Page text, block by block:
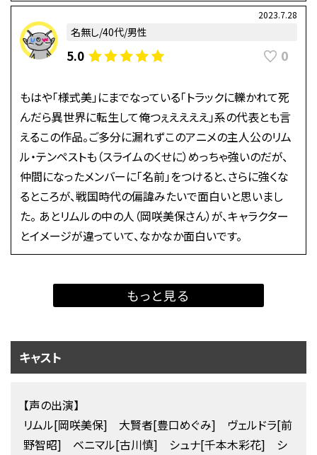
2023.7.28
名無し/40代/男性
5.0 0
もはや「様式美」にまでなっている「トラックに轢かれて死
んだら異世界に転生して俺つぇええええ」系の代表とも言
えるこの作品。ご多分に漏れずこのアニメの主人公のリム
ル・テンペストも（スライムのくせに）めっちゃ強いのだが、
仲間になったメンバーに「名前」をつけると、さらに強くな
るところが、戦国時代の偏諱みたいで面白いと思いまし
た。 あとリムルの中の人（岡咲美保さん）が、キャラクター
とイメージが違っていて、なかなか面白いです。
もっと見る
キャスト
【声の出演】
リムル[岡咲美保] 大賢者[豊口めぐみ] ヴェルドラ[前
野智昭] ベニマル[古川慎] シュナ[千本木彩花] シ